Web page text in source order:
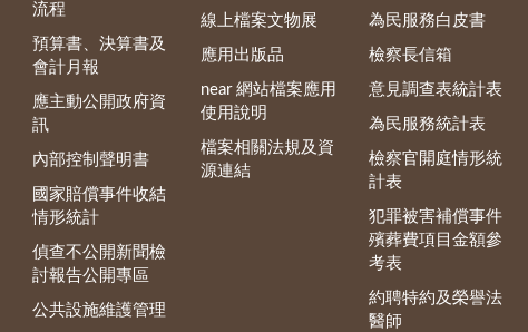
流程
預算書、決算書及
會計月報
應主動公開政府資
訊
內部控制聲明書
國家賠償事件收結
情形統計
偵查不公開新聞檢
討報告公開專區
公共設施維護管理
線上檔案文物展
應用出版品
near 網站檔案應用
使用說明
檔案相關法規及資
源連結
為民服務白皮書
檢察長信箱
意見調查表統計表
為民服務統計表
檢察官開庭情形統
計表
犯罪被害補償事件
殯葬費項目金額參
考表
約聘特約及榮譽法
醫師